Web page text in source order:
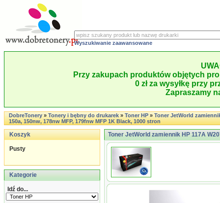
Wyszukiwanie zaawansowane
Przy zakupach produktów objętych
0 zł za wysyłkę przy
Zapraszamy
DobreTonery»Tonery i bębny do drukarek»Toner HP»Toner JetWorld
150a, 150nw, 178nw MFP, 179fnw MFP 1K Black, 1000 stron
Koszyk
Pusty
Kategorie
Idź do...
Toner JetWorld zamiennik HP 117A